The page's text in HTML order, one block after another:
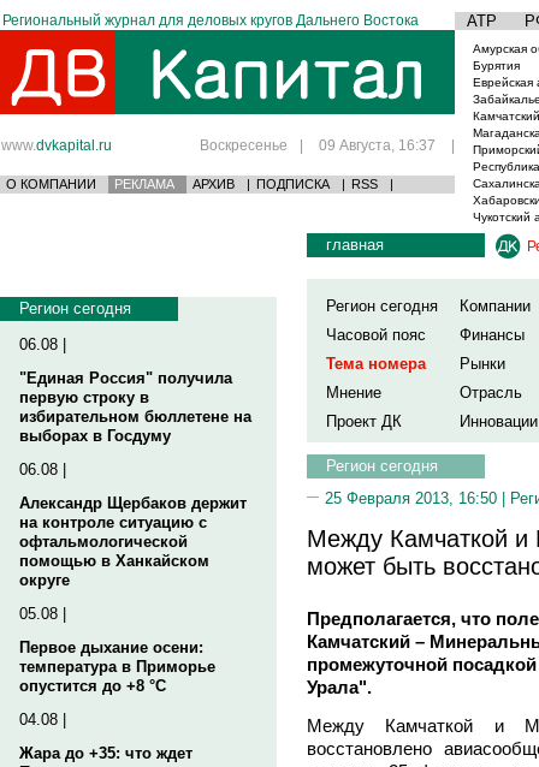
Региональный журнал для деловых кругов Дальнего Востока АТР
www.dvkapital.ru Воскресенье | 09 Августа, 16:37 |
О КОМПАНИИ РЕКЛАМА АРХИВ | ПОДПИСКА | RSS |
Амурская
Бурятия
Еврейская
Чукотский
Регион сегодня
06.08 |
"Единая Россия" получила
первую строку в
избирательном бюллетене на
выборах в Госдуму
06.08 |
Александр Щербаков держит
на контроле ситуацию с
офтальмологической
помощью в Ханкайском
округе
05.08 |
Первое дыхание осени:
температура в Приморье
опустится до +8 °C
04.08 |
Жара до +35: что ждет
главная
Регион сегодня
Компании
Часовой пояс
Финансы
Тема номера
Рынки
Мнение
Отрасль
Проект ДК
Инновации
Регион сегодня
25 Февраля 2013, 16:50 |
Между Камчаткой
может быть
Предполагается, что
Камчатский –
промежуточной
Урала".
Между Камчаткой и
восстановлено